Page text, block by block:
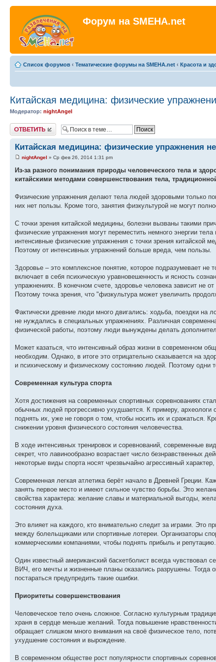
Форум на SMEHA.net
Список форумов ‹ Тематические форумы на SMEHA.net ‹ Красота и
Китайская медицина: физические
Модератор: nightAngel
Ответить
Китайская медицина: физические упражнения
nightAngel » Ср фев 26, 2014 1:31 pm
Из-за разного понимания природы человеческого тела и
китайскими методами совершенствования тела,
Физические упражнения делают тела людей здоровыми только
них нет пользы. Кроме того, занятия физкультурой не могут
С точки зрения китайской медицины, болезни вызваны такими
физические упражнения могут переместить немного энергии
интенсивные физические упражнения с точки зрения китайской
Поэтому от интенсивных упражнений больше вреда, чем пользы.
Здоровье – это комплексное понятие, которое подразумевает не
включает в себя психическую уравновешенность и ясность
упражнениях. В конечном счете, здоровье человека зависит не
Поэтому точка зрения, что "физкультура может увеличить
Фактически древние люди много двигались: ходьба, поездки на
не нуждались в специальных упражнениях. Различная
физической работы, поэтому люди вынуждены делать
Может казаться, что интенсивный образ жизни в современном
необходим. Однако, в итоге это отрицательно сказывается на
и психическому и физическому состоянию людей. Поэтому одни
Современная культура спорта
Хотя достижения на современных спортивных соревнованиях
обычных людей прогрессивно ухудшается. К примеру,
поднять их, уже не говоря о том, чтобы носить их и сражаться.
снижении уровня физического состояния человечества.
В ходе интенсивных тренировок и соревнований, современные
секрет, что лавинообразно возрастает число безнравственных
некоторые виды спорта носят чрезвычайно агрессивный
Современная легкая атлетика берёт начало в Древней Греции.
занять первое место и имеют сильное чувство борьбы. Это
свойства характера: желание славы и материальной выгоды,
состояния духа.
Это влияет на каждого, кто внимательно следит за играми. Это
между болельщиками или спортивные лотереи. Организаторы
коммерческими компаниями, чтобы поднять прибыль и
Один известный американский баскетболист всегда чувствовал
ВИЧ, его мечты и жизненные планы оказались разрушены. Тогда
постараться предупредить такие ошибки.
Приоритеты совершенствования
Человеческое тело очень сложное. Согласно культурным
храня в сердце меньше желаний. Тогда повышение
обращает слишком много внимания на своё физическое тело,
ухудшение состояния и вырождение.
В современном обществе рост популярности спортивных